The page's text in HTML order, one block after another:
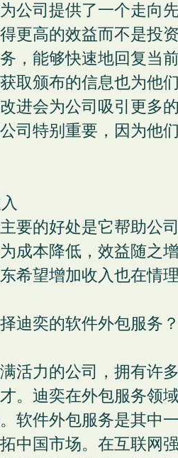
公司提供了一个走向
更高的效益而不是投
，能够快速地回复当
取颁布的信息也为他
进会为公司吸引更多
司特别重要，因为他
要的好处是它帮助公
成本降低，效益随之
希望增加收入也在情
迪奕的软件外包服务
活力的公司，拥有许
。迪奕在外包服务领
软件外包服务是其中
中国市场。在互联网